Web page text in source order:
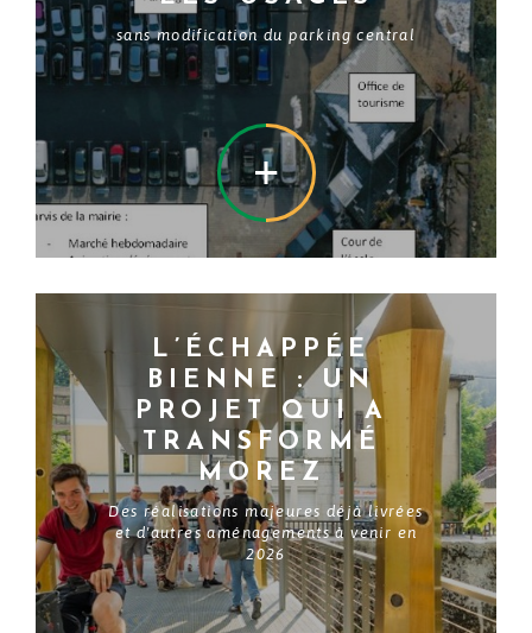
sans modification du parking central
EN SAVOIR +
L’ÉCHAPPÉE
BIENNE : UN
PROJET QUI A
TRANSFORMÉ
MOREZ
Des réalisations majeures déjà livrées
et d'autres aménagements à venir en
2026